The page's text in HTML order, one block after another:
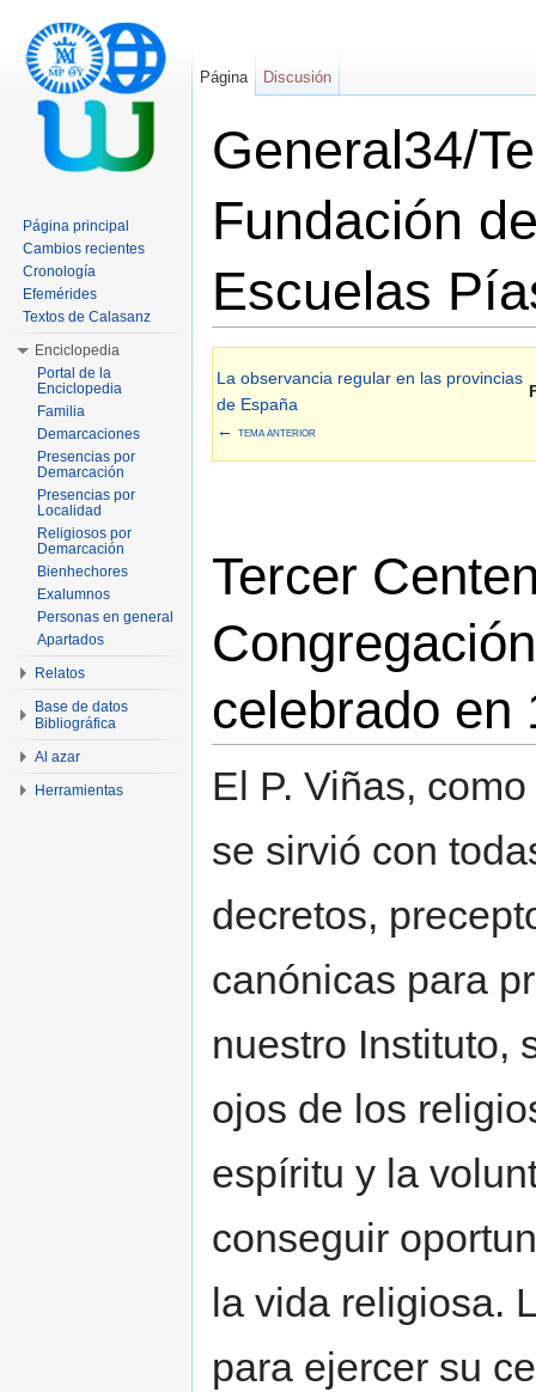
General34/
Fundación
Escuelas
La observancia regular en las provincias
de España
← TEMA ANTERIOR
Tercer
celebrado en
El P. Viñas,
se sirvió con
decretos,
canónicas para
nuestro Instituto,
ojos de los
espíritu y la
conseguir
la vida religiosa.
para ejercer su
Página Discusión
Página principal
Cambios recientes
Cronología
Efemérides
Textos de Calasanz
Enciclopedia
Portal de la
Enciclopedia
Familia
Demarcaciones
Presencias por
Demarcación
Presencias por
Localidad
Religiosos por
Demarcación
Bienhechores
Exalumnos
Personas en general
Apartados
Relatos
Base de datos
Bibliográfica
Al azar
Herramientas